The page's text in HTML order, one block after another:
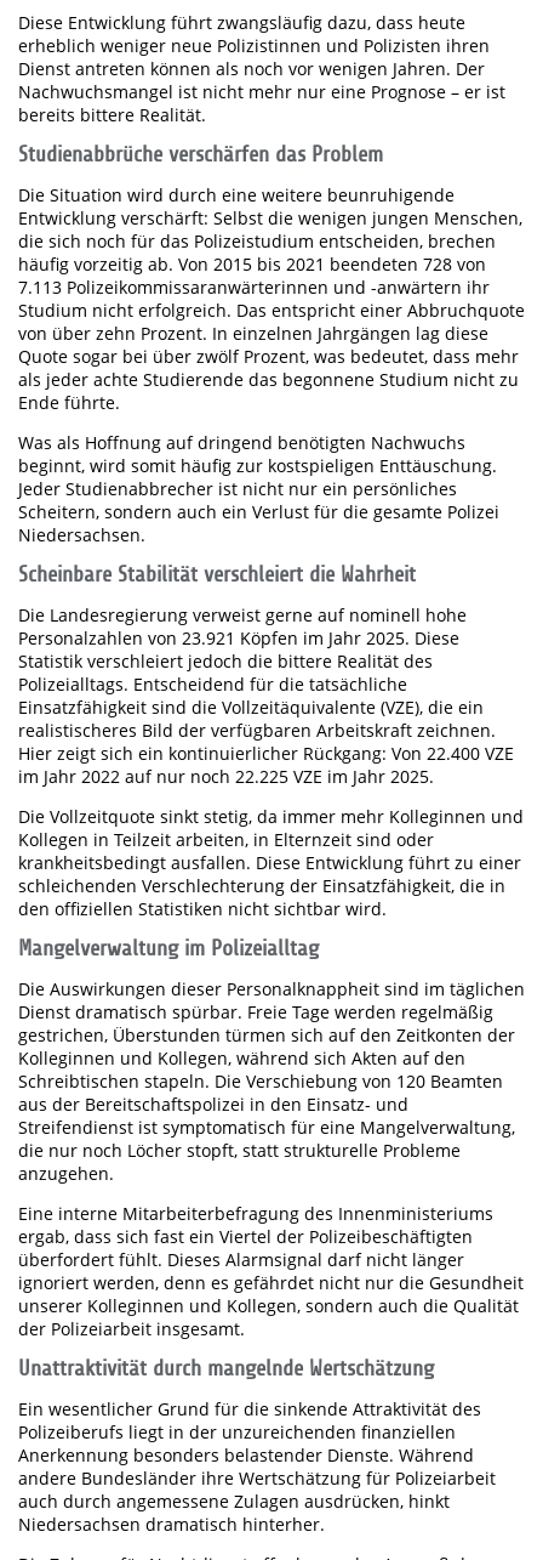
Diese Entwicklung führt zwangsläufig dazu, dass heute
erheblich weniger neue Polizistinnen und Polizisten ihren
Dienst antreten können als noch vor wenigen Jahren. Der
Nachwuchsmangel ist nicht mehr nur eine Prognose – er ist
bereits bittere Realität.
Studienabbrüche verschärfen das Problem
Die Situation wird durch eine weitere beunruhigende
Entwicklung verschärft: Selbst die wenigen jungen Menschen,
die sich noch für das Polizeistudium entscheiden, brechen
häufig vorzeitig ab. Von 2015 bis 2021 beendeten 728 von
7.113 Polizeikommissaranwärterinnen und -anwärtern ihr
Studium nicht erfolgreich. Das entspricht einer Abbruchquote
von über zehn Prozent. In einzelnen Jahrgängen lag diese
Quote sogar bei über zwölf Prozent, was bedeutet, dass mehr
als jeder achte Studierende das begonnene Studium nicht zu
Ende führte.
Was als Hoffnung auf dringend benötigten Nachwuchs
beginnt, wird somit häufig zur kostspieligen Enttäuschung.
Jeder Studienabbrecher ist nicht nur ein persönliches
Scheitern, sondern auch ein Verlust für die gesamte Polizei
Niedersachsen.
Scheinbare Stabilität verschleiert die Wahrheit
Die Landesregierung verweist gerne auf nominell hohe
Personalzahlen von 23.921 Köpfen im Jahr 2025. Diese
Statistik verschleiert jedoch die bittere Realität des
Polizeialltags. Entscheidend für die tatsächliche
Einsatzfähigkeit sind die Vollzeitäquivalente (VZE), die ein
realistischeres Bild der verfügbaren Arbeitskraft zeichnen.
Hier zeigt sich ein kontinuierlicher Rückgang: Von 22.400 VZE
im Jahr 2022 auf nur noch 22.225 VZE im Jahr 2025.
Die Vollzeitquote sinkt stetig, da immer mehr Kolleginnen und
Kollegen in Teilzeit arbeiten, in Elternzeit sind oder
krankheitsbedingt ausfallen. Diese Entwicklung führt zu einer
schleichenden Verschlechterung der Einsatzfähigkeit, die in
den offiziellen Statistiken nicht sichtbar wird.
Mangelverwaltung im Polizeialltag
Die Auswirkungen dieser Personalknappheit sind im täglichen
Dienst dramatisch spürbar. Freie Tage werden regelmäßig
gestrichen, Überstunden türmen sich auf den Zeitkonten der
Kolleginnen und Kollegen, während sich Akten auf den
Schreibtischen stapeln. Die Verschiebung von 120 Beamten
aus der Bereitschaftspolizei in den Einsatz- und
Streifendienst ist symptomatisch für eine Mangelverwaltung,
die nur noch Löcher stopft, statt strukturelle Probleme
anzugehen.
Eine interne Mitarbeiterbefragung des Innenministeriums
ergab, dass sich fast ein Viertel der Polizeibeschäftigten
überfordert fühlt. Dieses Alarmsignal darf nicht länger
ignoriert werden, denn es gefährdet nicht nur die Gesundheit
unserer Kolleginnen und Kollegen, sondern auch die Qualität
der Polizeiarbeit insgesamt.
Unattraktivität durch mangelnde Wertschätzung
Ein wesentlicher Grund für die sinkende Attraktivität des
Polizeiberufs liegt in der unzureichenden finanziellen
Anerkennung besonders belastender Dienste. Während
andere Bundesländer ihre Wertschätzung für Polizeiarbeit
auch durch angemessene Zulagen ausdrücken, hinkt
Niedersachsen dramatisch hinterher.